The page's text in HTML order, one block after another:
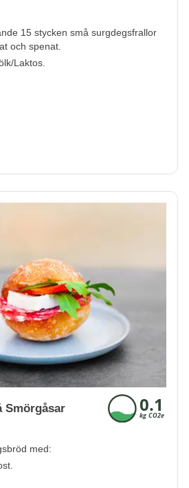
15 stycken små surgdegsfrallor
och spenat.
Laktos.
Smörgåsar
med: